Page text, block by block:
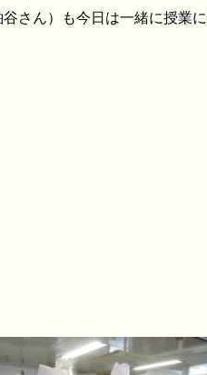
さん）も今日は一緒に授業に